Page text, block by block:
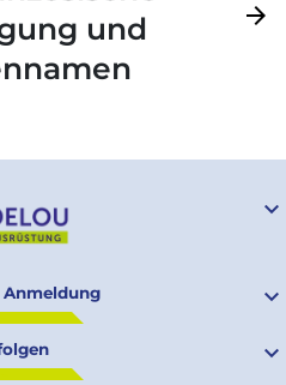
und
Weiter
arrow_forward


